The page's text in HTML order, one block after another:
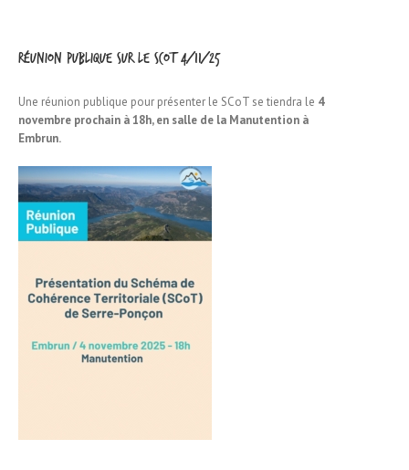
Réunion publique sur le SCoT 4/11/25
Une réunion publique pour présenter le SCoT se tiendra le 4
novembre prochain à 18h, en salle de la Manutention à
Embrun.